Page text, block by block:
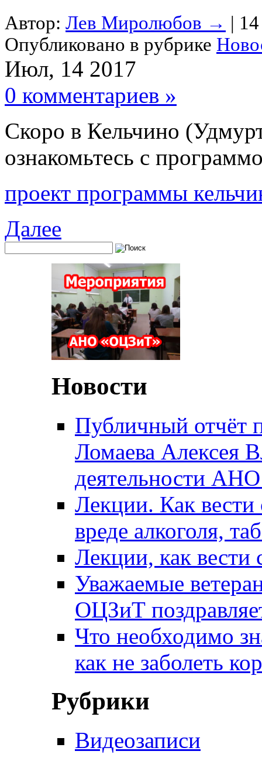
Автор: Лев Миролюбов → |
Опубликовано в рубрике
Июл, 14 2017
0 комментариев »
Скоро в Кельчино
ознакомьтесь с
проект программы
Далее
Новости
Публичный отчёт
Ломаева Алексея
деятельности
Лекции. Как вести
вреде алкоголя,
Лекции, как вести
Уважаемые
ОЦЗиТ
Что необходимо
как не заболеть
Рубрики
Видеозаписи